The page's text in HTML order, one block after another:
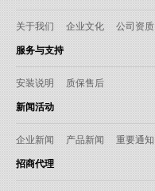
关于我们 企业文化 公司资质
服务与支持
安装说明 质保售后
新闻活动
企业新闻 产品新闻 重要通知
招商代理